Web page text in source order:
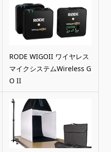
RODE WIGOII ワイヤレス
マイクシステムWireless G
O II